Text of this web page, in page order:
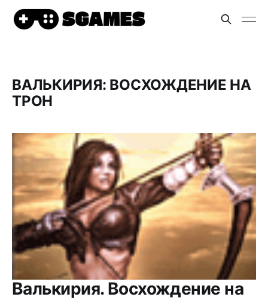
ВАЛЬКИРИЯ: ВОСХОЖДЕНИЕ НА
ТРОН
Валькирия. Восхождение на